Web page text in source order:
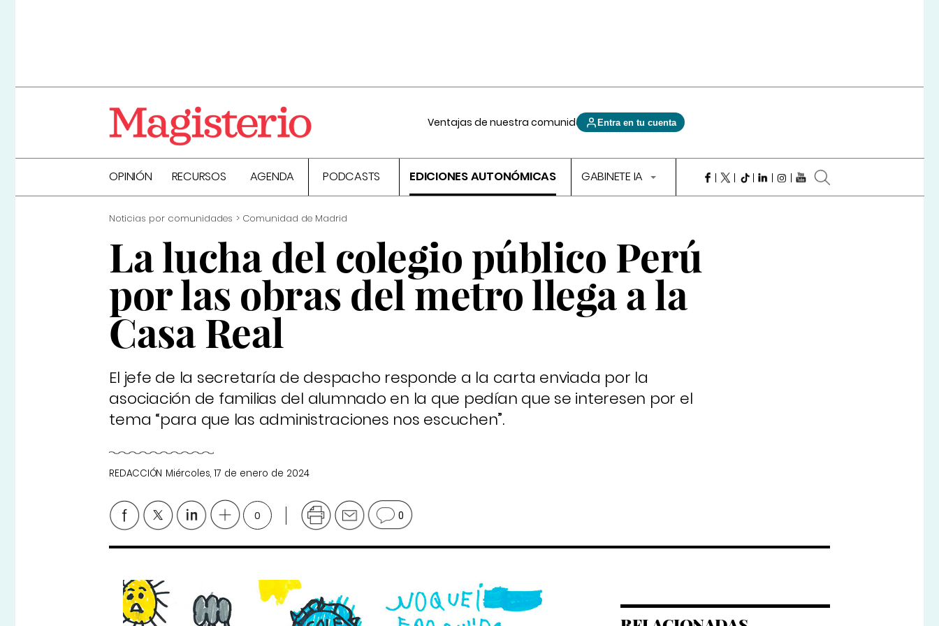
Ventajas de nuestra comunidad Entra en tu cuenta
OPINIÓN RECURSOS AGENDA PODCASTS EDICIONES AUTONÓMICAS GABINETE IA
Noticias por comunidades Comunidad de Madrid
La lucha del colegio público Perú
por las obras del metro llega a la
Casa Real
El jefe de la secretaría de despacho responde a la carta enviada por la
asociación de familias del alumnado en la que pedían que se interesen por el
tema “para que las administraciones nos escuchen”.
REDACCIÓN Miércoles, 17 de enero de 2024
0 0